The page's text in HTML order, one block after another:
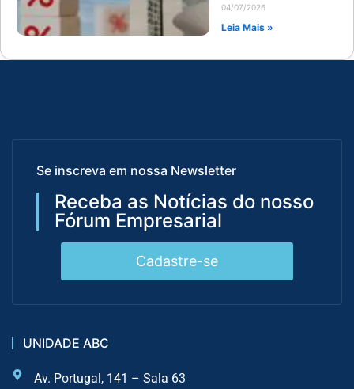
04/07/2026
Leia Mais »
Se inscreva em nossa Newsletter
Receba as Notícias do nosso
Fórum Empresarial
Cadastre-se
UNIDADE ABC
Av. Portugal, 141 – Sala 63